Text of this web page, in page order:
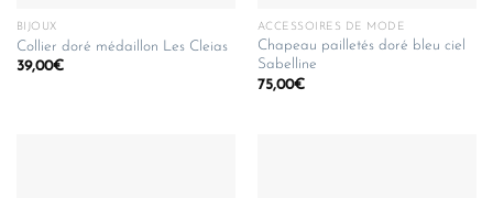
BIJOUX
Collier doré médaillon Les Cleias
39,00€
ACCESSOIRES DE MODE
Chapeau pailletés doré bleu ciel
Sabelline
75,00€